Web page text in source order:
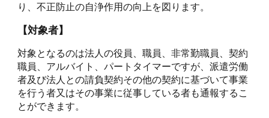
り、不正防止の自浄作用の向上を図ります。
【対象者】
対象となるのは法人の役員、職員、非常勤職員、契約
職員、アルバイト、パートタイマーですが、派遣労働
者及び法人との請負契約その他の契約に基づいて事業
を行う者又はその事業に従事している者も通報するこ
とができます。